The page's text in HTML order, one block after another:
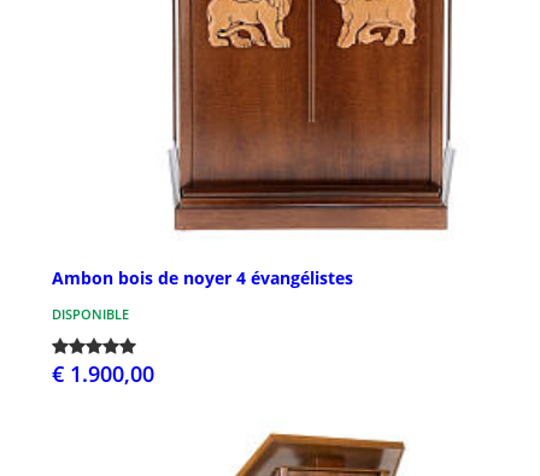
Ambon bois de noyer 4 évangélistes
DISPONIBLE
€ 1.900,00